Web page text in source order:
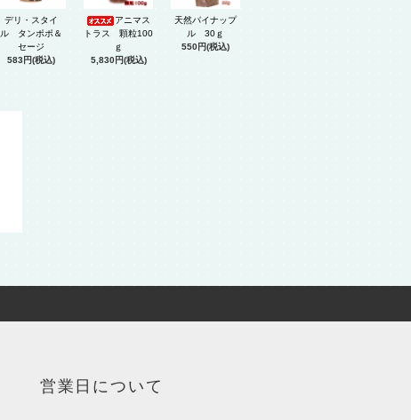
デリ・スタイ
ル タンポポ＆
セージ
583円(税込)
アニマス
トラス 顆粒100
ｇ
5,830円(税込)
天然パイナップ
ル 30ｇ
550円(税込)
営業日について